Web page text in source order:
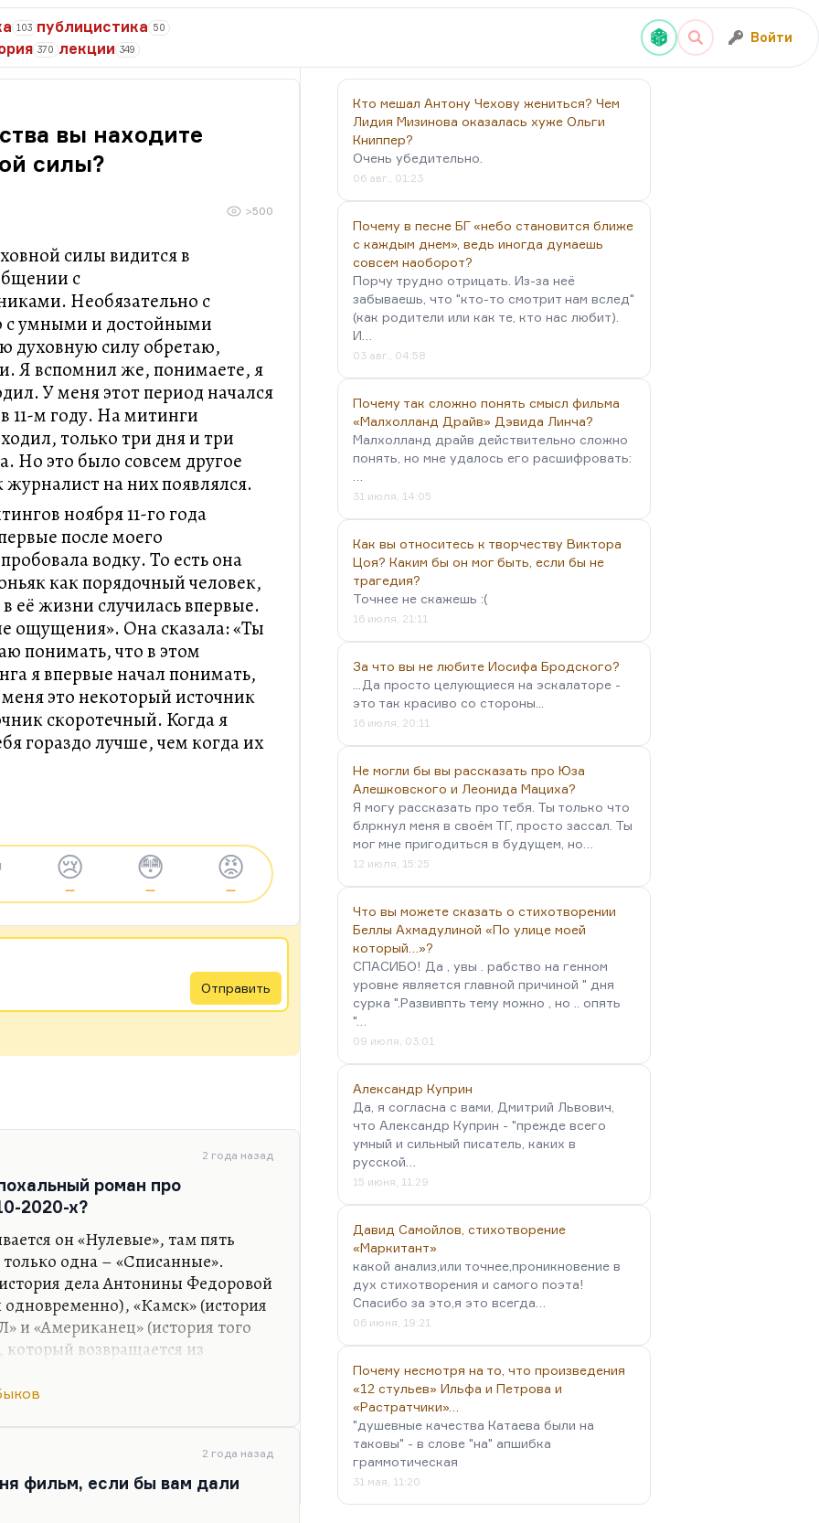
103 публицистика 50
370 лекции 349
Войти
вы находите
силы?
>500
силы видится в
с
Необязательно с
умными и достойными
духовную силу обретаю,
Я вспомнил же, понимаете, я
У меня этот период начался
11-м году. На митинги
только три дня и три
Но это было совсем другое
журналист на них появлялся.
ноября 11-го года
после моего
водку. То есть она
как порядочный человек,
её жизни случилась впервые.
ощущения». Она сказала: «Ты
понимать, что в этом
я впервые начал понимать,
это некоторый источник
скоротечный. Когда я
гораздо лучше, чем когда их
😢
—
😳
—
😡
—
Отправить
2 года назад
роман про
2020-х?
он «Нулевые», там пять
одна – «Списанные».
дела Антонины Федоровой
«Камск» (история
и «Американец» (история того
возвращается из
того, я не уверен, что его надо
эпохальный роман хорошо,
на дворе. Сегодня это не тот
Мне вообще кажется, что
Сегодня надо писать…
2 года назад
фильм, если бы вам дали
Кто мешал Антону Чехову жениться? Чем
Лидия Мизинова оказалась хуже Ольги
Книппер?
Очень убедительно.
06 авг., 01:23
Почему в песне БГ «небо становится ближе
с каждым днем», ведь иногда думаешь
совсем наоборот?
Порчу трудно отрицать. Из-за неё
забываешь, что "кто-то смотрит нам вслед"
(как родители или как те, кто нас любит).
И…
03 авг., 04:58
Почему так сложно понять смысл фильма
«Малхолланд Драйв» Дэвида Линча?
Малхолланд драйв действительно сложно
понять, но мне удалось его расшифровать:
31 июля, 14:05
Как вы относитесь к творчеству Виктора
Цоя? Каким бы он мог быть, если бы не
трагедия?
Точнее не скажешь :(
16 июля, 21:11
За что вы не любите Иосифа Бродского?
...Да просто целующиеся на эскалаторе -
это так красиво со стороны...
16 июля, 20:11
Не могли бы вы рассказать про Юза
Алешковского и Леонида Мациха?
Я могу рассказать про тебя. Ты только что
блркнул меня в своём ТГ, просто зассал. Ты
мог мне пригодиться в будущем, но…
12 июля, 15:25
Что вы можете сказать о стихотворении
Беллы Ахмадулиной «По улице моей
который…»?
СПАСИБО! Да , увы . рабство на генном
уровне является главной причиной " дня
сурка ".Развивпть тему можно , но .. опять
"…
09 июля, 03:01
Александр Куприн
Да, я согласна с вами, Дмитрий Львович,
что Александр Куприн - "прежде всего
умный и сильный писатель, каких в
русской…
15 июня, 11:29
Давид Самойлов, стихотворение
«Маркитант»
какой анализ,или точнее,проникновение в
дух стихотворения и самого поэта!
Спасибо за это,я это всегда…
06 июня, 19:21
Почему несмотря на то, что произведения
«12 стульев» Ильфа и Петрова и
«Растратчики»…
"душевные качества Катаева были на
таковы" - в слове "на" апшибка
граммотическая
31 мая, 11:20